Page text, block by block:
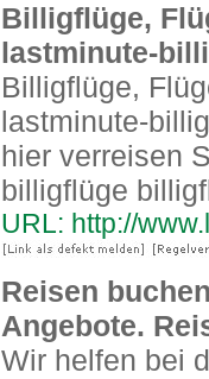
Billigflüge,
lastminute-
Billigflüge,
lastminute-
hier verreisen
billigflüge
URL: http://
Reisen
Angebote.
Wir helfen bei